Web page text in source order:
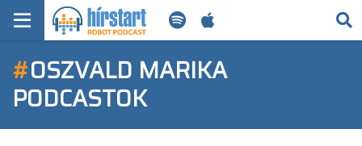
KERESÉS
KEZDŐLAP
FRISS HÍREK
#OSZVALD MARIKA
PODCASTOK